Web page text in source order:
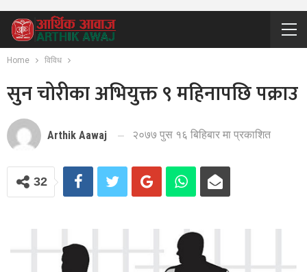
Home विविध
सुन चोरीका अभियुक्त ९ महिनापछि पक्राउ
Arthik Aawaj २०७७ पुस १६ बिहिबार मा प्रकाशित
32